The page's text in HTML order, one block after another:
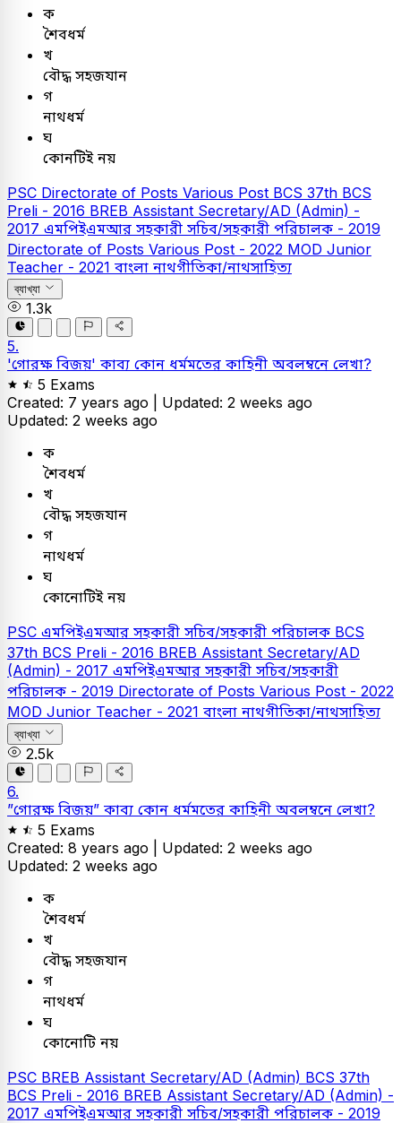
ক
শৈবধর্ম
খ
বৌদ্ধ সহজযান
গ
নাথধর্ম
ঘ
কোনটিই নয়
PSC Directorate of Posts Various Post BCS 37th BCS
Preli - 2016 BREB Assistant Secretary/AD (Admin) -
2017 এমপিইএমআর সহকারী সচিব/সহকারী পরিচালক - 2019
Directorate of Posts Various Post - 2022 MOD Junior
Teacher - 2021 বাংলা নাথগীতিকা/নাথসাহিত্য
ব্যাখ্যা
1.3k
5.
'গোরক্ষ বিজয়' কাব্য কোন ধর্মমতের কাহিনী অবলম্বনে লেখা?
5 Exams
Created: 7 years ago | Updated: 2 weeks ago
Updated: 2 weeks ago
ক
শৈবধর্ম
খ
বৌদ্ধ সহজযান
গ
নাথধর্ম
ঘ
কোনোটিই নয়
PSC এমপিইএমআর সহকারী সচিব/সহকারী পরিচালক BCS
37th BCS Preli - 2016 BREB Assistant Secretary/AD
(Admin) - 2017 এমপিইএমআর সহকারী সচিব/সহকারী
পরিচালক - 2019 Directorate of Posts Various Post - 2022
MOD Junior Teacher - 2021 বাংলা নাথগীতিকা/নাথসাহিত্য
ব্যাখ্যা
2.5k
6.
”গোরক্ষ বিজয়” কাব্য কোন ধর্মমতের কাহিনী অবলম্বনে লেখা?
5 Exams
Created: 8 years ago | Updated: 2 weeks ago
Updated: 2 weeks ago
ক
শৈবধর্ম
খ
বৌদ্ধ সহজযান
গ
নাথধর্ম
ঘ
কোনোটি নয়
PSC BREB Assistant Secretary/AD (Admin) BCS 37th
BCS Preli - 2016 BREB Assistant Secretary/AD (Admin) -
2017 এমপিইএমআর সহকারী সচিব/সহকারী পরিচালক - 2019